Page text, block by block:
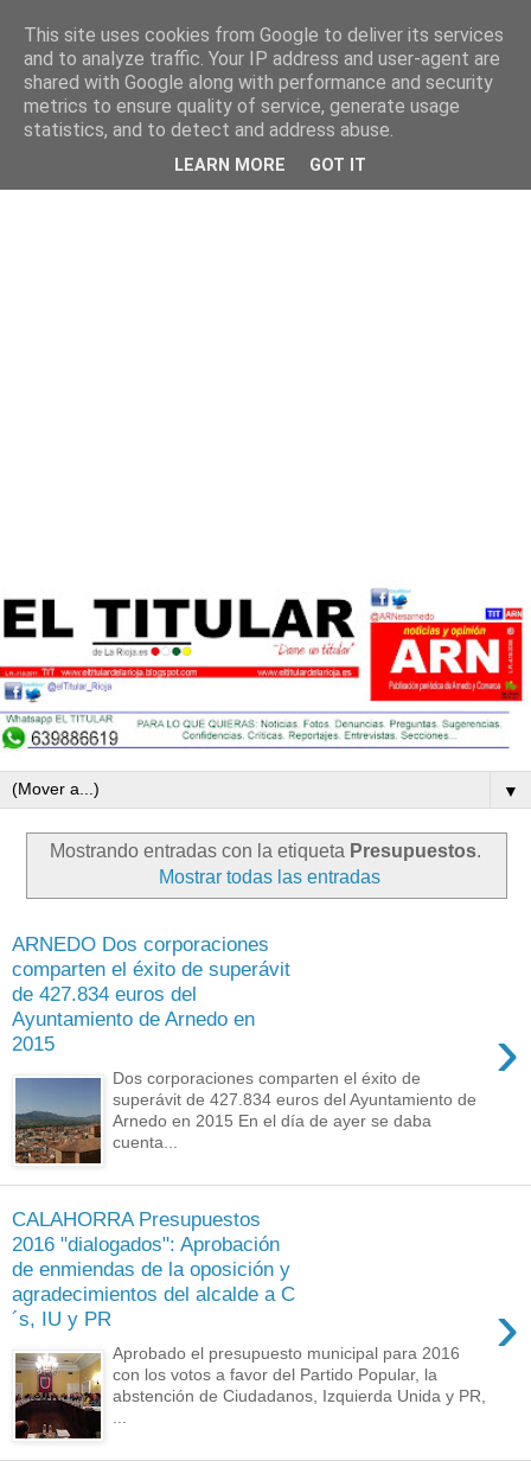
▼
Mostrando entradas con la etiqueta Presupuestos.
Mostrar todas las entradas
ARNEDO Dos corporaciones
comparten el éxito de superávit
de 427.834 euros del
Ayuntamiento de Arnedo en
2015
›
Dos corporaciones comparten el éxito de
superávit de 427.834 euros del Ayuntamiento de
Arnedo en 2015 En el día de ayer se daba
cuenta...
CALAHORRA Presupuestos
2016 "dialogados": Aprobación
de enmiendas de la oposición y
agradecimientos del alcalde a C
´s, IU y PR
›
Aprobado el presupuesto municipal para 2016
con los votos a favor del Partido Popular, la
abstención de Ciudadanos, Izquierda Unida y PR,
This site uses cookies from Google to deliver its services
and to analyze traffic. Your IP address and user-agent are
shared with Google along with performance and security
metrics to ensure quality of service, generate usage
statistics, and to detect and address abuse.
LEARN MORE GOT IT